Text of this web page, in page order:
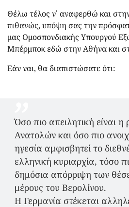
Θέλω τέλος ν΄ αναφερθώ και
πιθανώς, υπόψη σας την
μας Ομοσπονδιακής Υπουργού
Μπέρμποκ εδώ στην Αθήνα και
Εάν ναι, θα διαπιστώσατε ότι:
Όσο πιο απειλητική είναι η
Ανατολών και όσο πιο
ηγεσία αμφισβητεί το
ελληνική κυριαρχία, τόσο
δημόσια απόρριψη των
μέρους του Βερολίνου.
Η Γερμανία στέκεται